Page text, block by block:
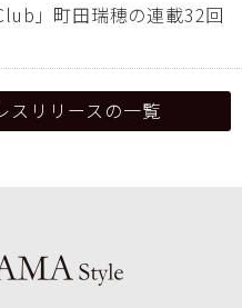
」町田瑞穂の連載32回
スリリースの一覧